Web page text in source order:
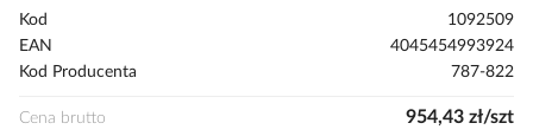
początek
Kod
1092509
EAN
4045454993924
Kod Producenta
787-822
Cena brutto 954,43 zł/szt